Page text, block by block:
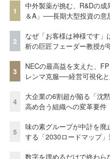
1
中外製薬が挑む、R&Dの
＆A」──長期大型投資の意
2
なぜ「お客様は神様です
析の巨匠フェーダー教授が
3
NECの最高益を支えた、
レンマ克服──経営可視化
4
大企業の6割超が陥る「沈
高め合う組織への変革要件
5
味の素グループが中計を
する「2030ロードマップ
数字を埋めるだけで終わ